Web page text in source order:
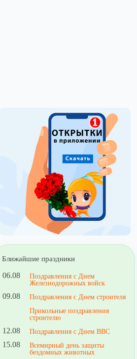
Ближайшие праздники
06.08
Поздравления с Днем
Железнодорожных войск
09.08
Поздравления с Днем строителя
Прикольные поздравления
строителю
12.08 Поздравления с Днем ВВС
15.08
Всемирный день защиты
бездомных животных